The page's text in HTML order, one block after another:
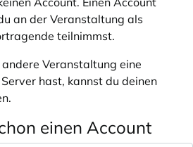
an der Veranstaltung als
teilnimmst.
Veranstaltung eine
hast, kannst du deinen
einen Account